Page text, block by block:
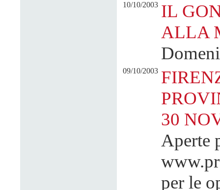
10/10/2003 IL
ALLA
09/10/2003
30
Aperte
per le